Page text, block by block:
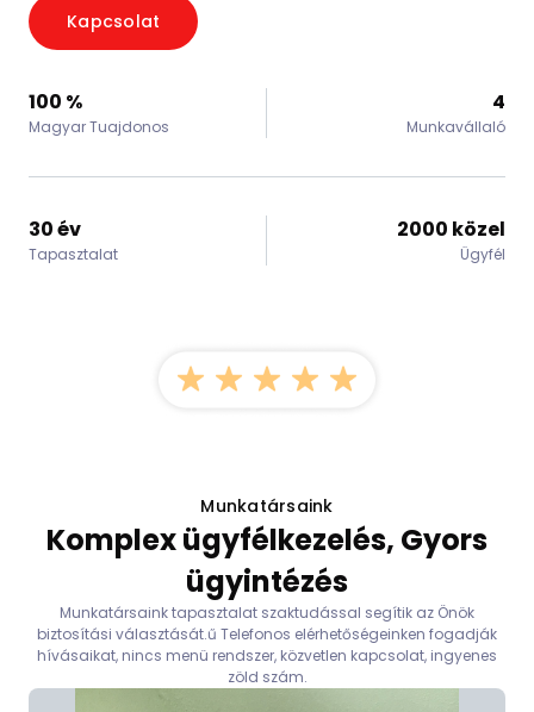
Kapcsolat
100 %
Magyar Tuajdonos
4
Munkavállaló
30 év
Tapasztalat
2000 közel
Ügyfél
Munkatársaink
Komplex ügyfélkezelés, Gyors
ügyintézés
Munkatársaink tapasztalat szaktudással segítik az Önök
biztosítási választását.ű Telefonos elérhetőségeinken fogadják
hívásaikat, nincs menü rendszer, közvetlen kapcsolat, ingyenes
zöld szám.